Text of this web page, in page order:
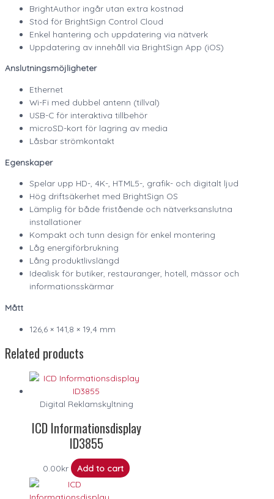
BrightAuthor ingår utan extra kostnad
Stöd för BrightSign Control Cloud
Enkel hantering och uppdatering via nätverk
Uppdatering av innehåll via BrightSign App (iOS)
Anslutningsmöjligheter
Ethernet
Wi-Fi med dubbel antenn (tillval)
USB-C för interaktiva tillbehör
microSD-kort för lagring av media
Låsbar strömkontakt
Egenskaper
Spelar upp HD-, 4K-, HTML5-, grafik- och digitalt ljud
Hög driftsäkerhet med BrightSign OS
Lämplig för både fristående och nätverksanslutna
installationer
Kompakt och tunn design för enkel montering
Låg energiförbrukning
Lång produktlivslängd
Idealisk för butiker, restauranger, hotell, mässor och
informationsskärmar
Mått
126,6 × 141,8 × 19,4 mm
Related products
Digital Reklamskyltning
ICD Informationsdisplay
ID3855
0.00kr Add to cart